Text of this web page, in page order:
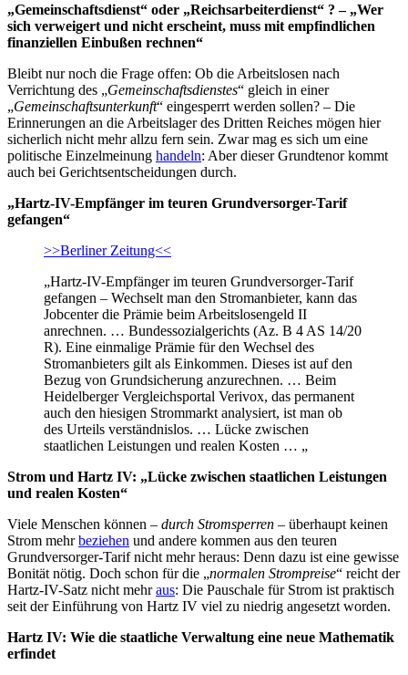
„Gemeinschaftsdienst“ oder „Reichsarbeiterdienst“ ? – „Wer
sich verweigert und nicht erscheint, muss mit empfindlichen
finanziellen Einbußen rechnen“
Bleibt nur noch die Frage offen: Ob die Arbeitslosen nach
Verrichtung des „Gemeinschaftsdienstes“ gleich in einer
„Gemeinschaftsunterkunft“ eingesperrt werden sollen? – Die
Erinnerungen an die Arbeitslager des Dritten Reiches mögen hier
sicherlich nicht mehr allzu fern sein. Zwar mag es sich um eine
politische Einzelmeinung handeln: Aber dieser Grundtenor kommt
auch bei Gerichtsentscheidungen durch.
„Hartz-IV-Empfänger im teuren Grundversorger-Tarif
gefangen“
>>Berliner Zeitung<<
„Hartz-IV-Empfänger im teuren Grundversorger-Tarif
gefangen – Wechselt man den Stromanbieter, kann das
Jobcenter die Prämie beim Arbeitslosengeld II
anrechnen. … Bundessozialgerichts (Az. B 4 AS 14/20
R). Eine einmalige Prämie für den Wechsel des
Stromanbieters gilt als Einkommen. Dieses ist auf den
Bezug von Grundsicherung anzurechnen. … Beim
Heidelberger Vergleichsportal Verivox, das permanent
auch den hiesigen Strommarkt analysiert, ist man ob
des Urteils verständnislos. … Lücke zwischen
staatlichen Leistungen und realen Kosten … „
Strom und Hartz IV: „Lücke zwischen staatlichen Leistungen
und realen Kosten“
Viele Menschen können – durch Stromsperren – überhaupt keinen
Strom mehrbeziehen und andere kommen aus den teuren
Grundversorger-Tarif nicht mehr heraus: Denn dazu ist eine gewisse
Bonität nötig. Doch schon für die „normalen Strompreise“ reicht der
Hartz-IV-Satz nicht mehraus: Die Pauschale für Strom ist praktisch
seit der Einführung von Hartz IV viel zu niedrig angesetzt worden.
Hartz IV: Wie die staatliche Verwaltung eine neue Mathematik
erfindet